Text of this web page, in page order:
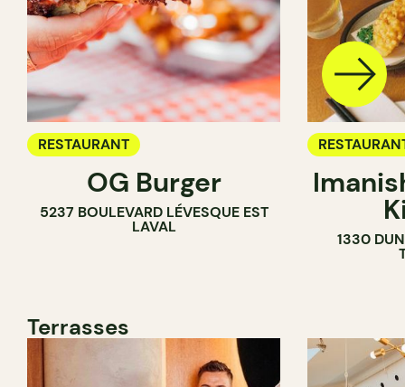
RESTAURANT
OG Burger
5237 BOULEVARD LÉVESQUE EST
LAVAL
1330
Terrasses